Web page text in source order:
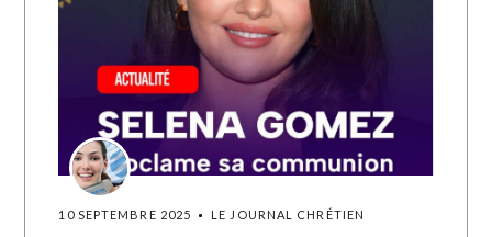
10 SEPTEMBRE 2025 LE JOURNAL CHRÉTIEN